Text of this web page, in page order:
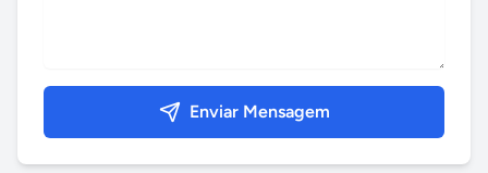
Enviar Mensagem